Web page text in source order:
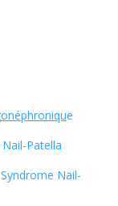
e
Patella
Syndrome Nail-